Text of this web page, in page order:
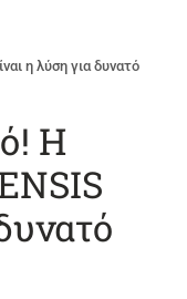
η λύση για δυνατό
Η